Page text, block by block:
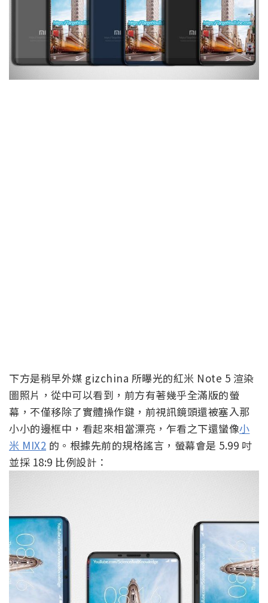
下方是稍早外媒 gizchina 所曝光的紅米 Note 5 渲染
圖照片，從中可以看到，前方有著幾乎全滿版的螢
幕，不僅移除了實體操作鍵，前視訊鏡頭還被塞入那
小小的邊框中，看起來相當漂亮，乍看之下還蠻像小
米 MIX2 的。根據先前的規格謠言，螢幕會是 5.99 吋
並採 18:9 比例設計：